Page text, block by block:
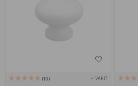
13 + VÄRIT